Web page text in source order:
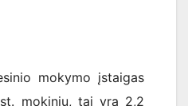
mokymo įstaigas
mokinių, tai yra 2,2